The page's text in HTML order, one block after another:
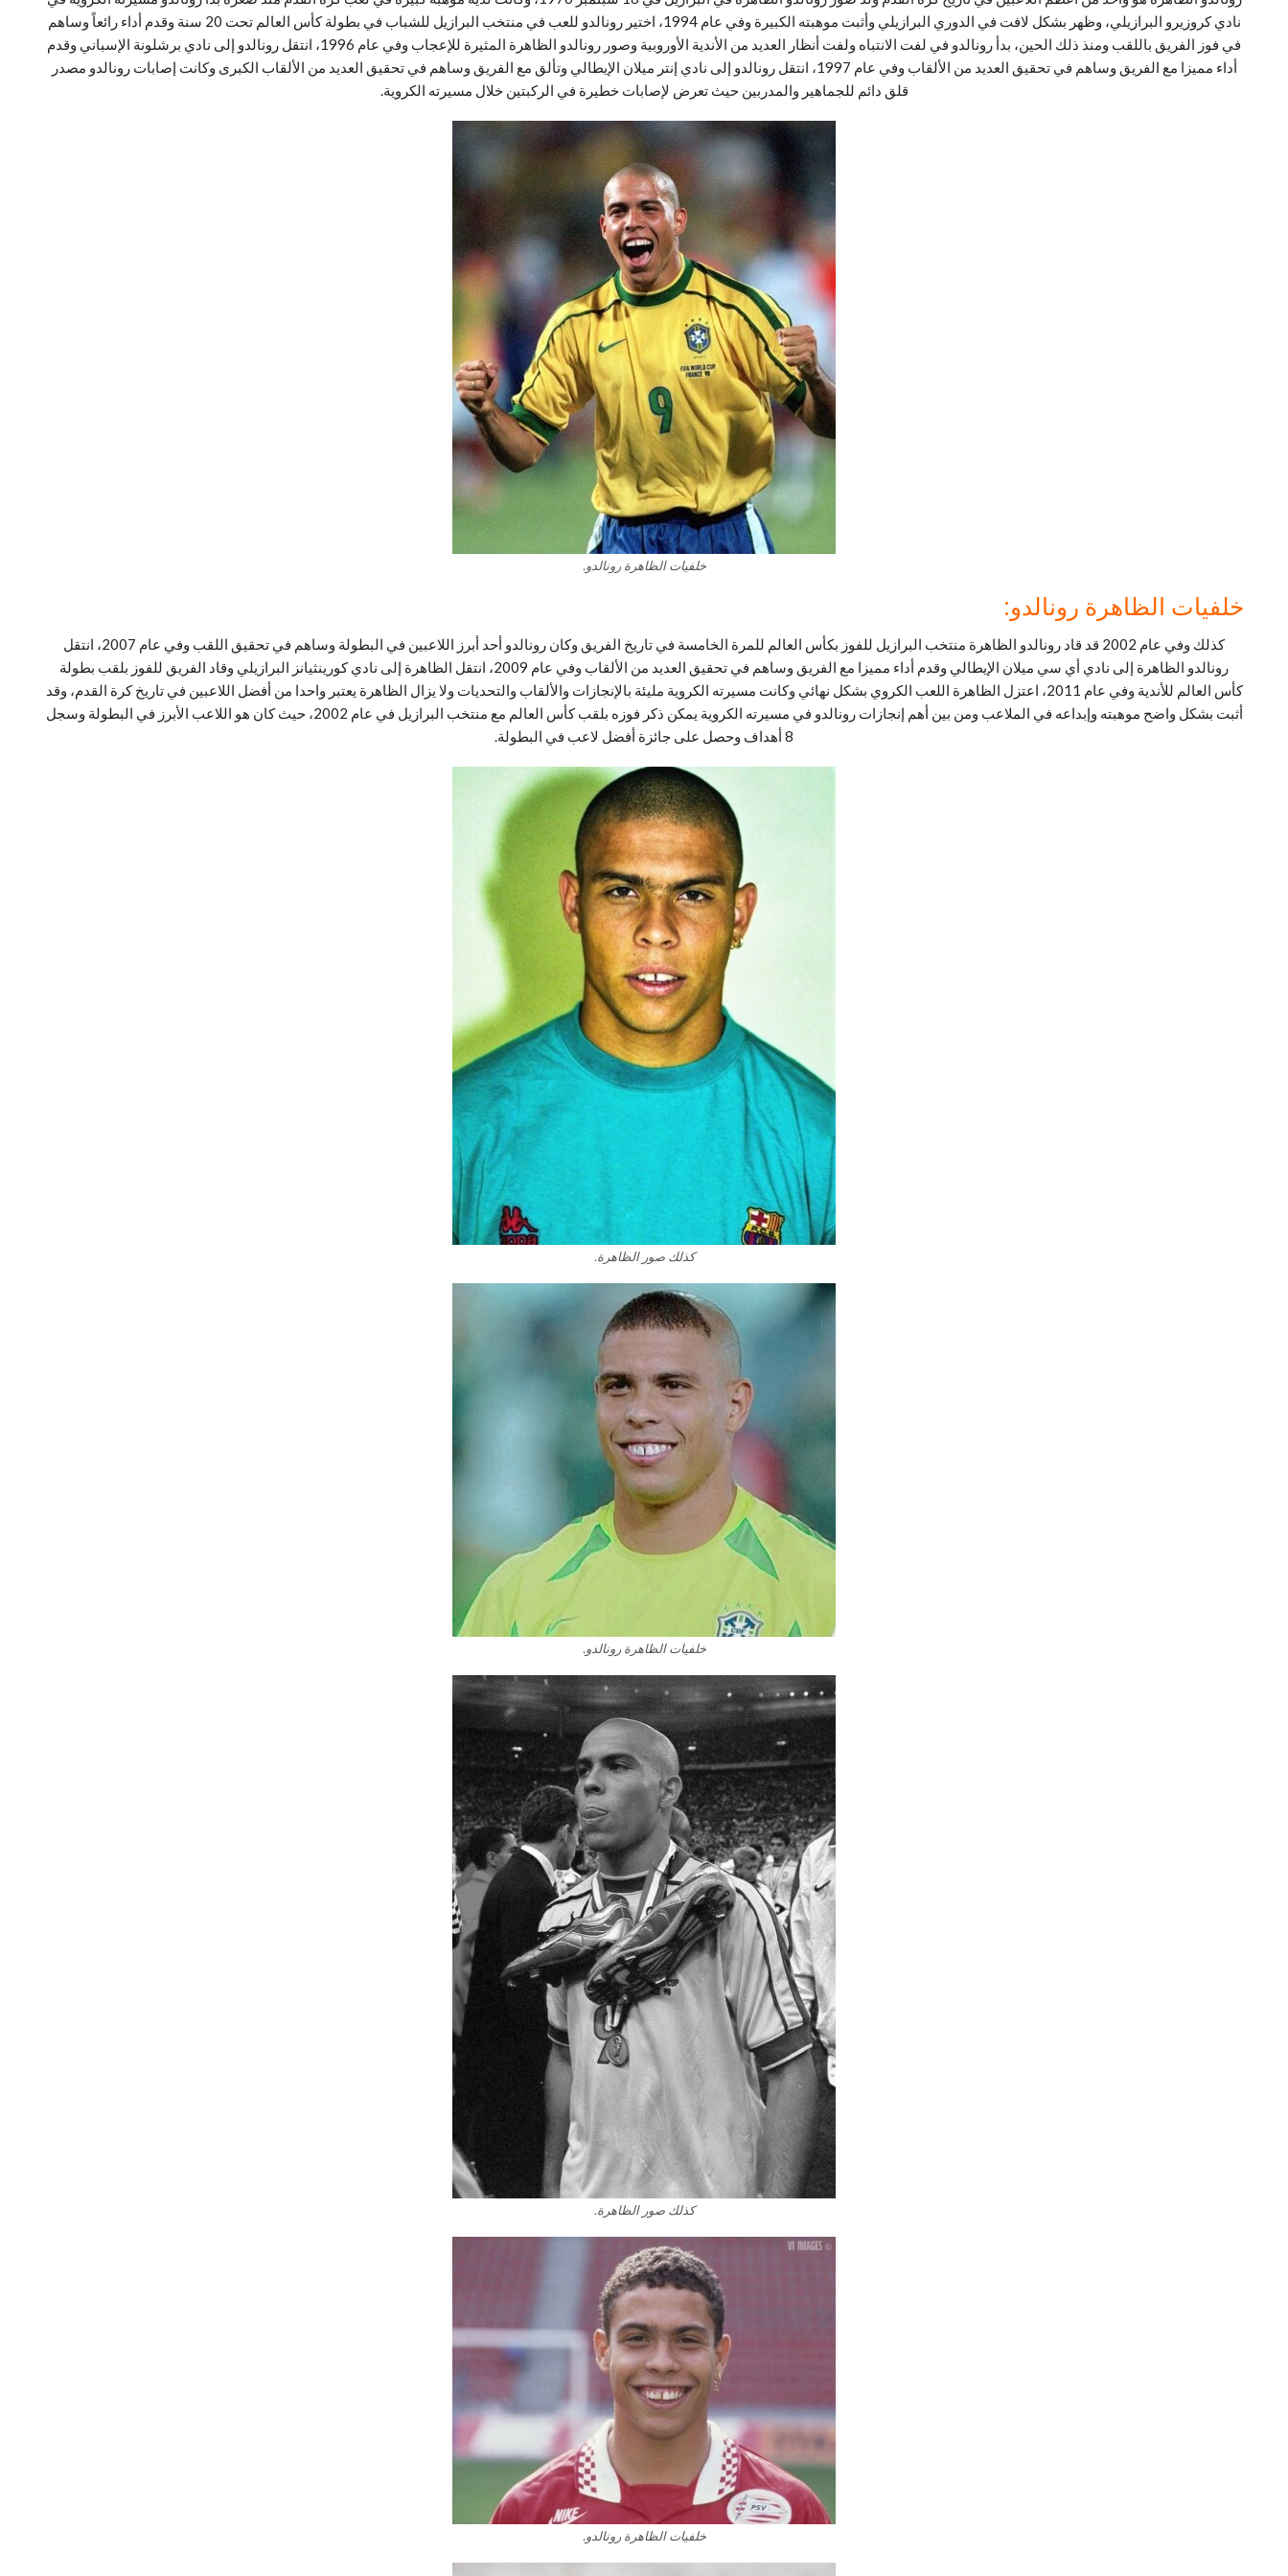
نادي كروزيرو البرازيلي، وظهر بشكل لافت في الدوري البرازيلي وأثبت موهبته الكبيرة وفي عام 1994، اختير رونالدو للعب في منتخب البرازيل للشباب في بطولة كأس العالم تحت 20 سنة وقدم أداء رائعاً وساهم
في فوز الفريق باللقب ومنذ ذلك الحين، بدأ رونالدو في لفت الانتباه ولفت أنظار العديد من الأندية الأوروبية وصور رونالدو الظاهرة المثيرة للإعجاب وفي عام 1996، انتقل رونالدو إلى نادي برشلونة الإسباني وقدم
أداء مميزا مع الفريق وساهم في تحقيق العديد من الألقاب وفي عام 1997، انتقل رونالدو إلى نادي إنتر ميلان الإيطالي وتألق مع الفريق وساهم في تحقيق العديد من الألقاب الكبرى وكانت إصابات رونالدو مصدر
قلق دائم للجماهير والمدربين حيث تعرض لإصابات خطيرة في الركبتين خلال مسيرته الكروية.
خلفيات الظاهرة رونالدو.
خلفيات الظاهرة رونالدو:
كذلك وفي عام 2002 قد قاد رونالدو الظاهرة منتخب البرازيل للفوز بكأس العالم للمرة الخامسة في تاريخ الفريق وكان رونالدو أحد أبرز اللاعبين في البطولة وساهم في تحقيق اللقب وفي عام 2007، انتقل
رونالدو الظاهرة إلى نادي أي سي ميلان الإيطالي وقدم أداء مميزا مع الفريق وساهم في تحقيق العديد من الألقاب وفي عام 2009، انتقل الظاهرة إلى نادي كورينثيانز البرازيلي وقاد الفريق للفوز بلقب بطولة
كأس العالم للأندية وفي عام 2011، اعتزل الظاهرة اللعب الكروي بشكل نهائي وكانت مسيرته الكروية مليئة بالإنجازات والألقاب والتحديات ولا يزال الظاهرة يعتبر واحدا من أفضل اللاعبين في تاريخ كرة القدم، وقد
أثبت بشكل واضح موهبته وإبداعه في الملاعب ومن بين أهم إنجازات رونالدو في مسيرته الكروية يمكن ذكر فوزه بلقب كأس العالم مع منتخب البرازيل في عام 2002، حيث كان هو اللاعب الأبرز في البطولة وسجل
8 أهداف وحصل على جائزة أفضل لاعب في البطولة.
كذلك صور الظاهرة.
خلفيات الظاهرة رونالدو.
كذلك صور الظاهرة.
خلفيات الظاهرة رونالدو.